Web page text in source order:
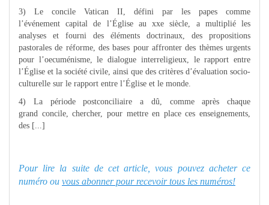
3) Le concile Vatican II, défini par les papes comme
l’événement capital de l’Église au xxe siècle, a multiplié les
analyses et fourni des éléments doctrinaux, des propositions
pastorales de réforme, des bases pour affronter des thèmes urgents
pour l’oecuménisme, le dialogue interreligieux, le rapport entre
l’Église et la société civile, ainsi que des critères d’évaluation socio-
culturelle sur le rapport entre l’Église et le monde.
4) La période postconciliaire a dû, comme après chaque
grand concile, chercher, pour mettre en place ces enseignements,
des [...]
Pour lire la suite de cet article, vous pouvez acheter ce
numéro ou vous abonner pour recevoir tous les numéros!